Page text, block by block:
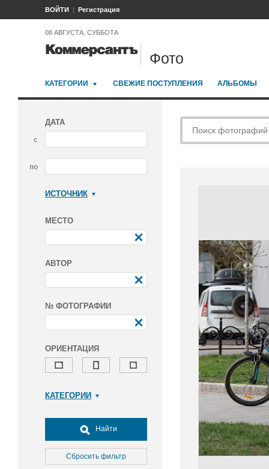
ВОЙТИ Регистрация
08 АВГУСТА, СУББОТА
Фото
КАТЕГОРИИ СВЕЖИЕ ПОСТУПЛЕНИЯ АЛЬБОМЫ
ДАТА
с
по
ИСТОЧНИК
МЕСТО
АВТОР
№ ФОТОГРАФИИ
ОРИЕНТАЦИЯ
КАТЕГОРИИ
Досуг, туризм и отдых
Культура
Медицина
Найти
Сбросить фильтр